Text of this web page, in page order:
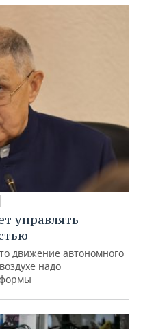
управлять
движение автономного
надо